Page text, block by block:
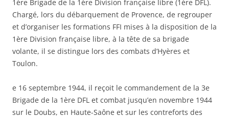
1ère Brigade de la 1ère Division française libre (1ère DFL).
Chargé, lors du débarquement de Provence, de regrouper
et d’organiser les formations FFI mises à la disposition de la
1ère Division française libre, à la tête de sa brigade
volante, il se distingue lors des combats d’Hyères et
Toulon.
e 16 septembre 1944, il reçoit le commandement de la 3e
Brigade de la 1ère DFL et combat jusqu’en novembre 1944
sur le Doubs, en Haute-Saône et sur les contreforts des